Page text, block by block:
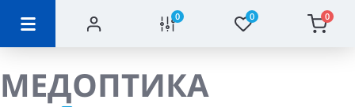
0 0 0
МЕДОПТИКА